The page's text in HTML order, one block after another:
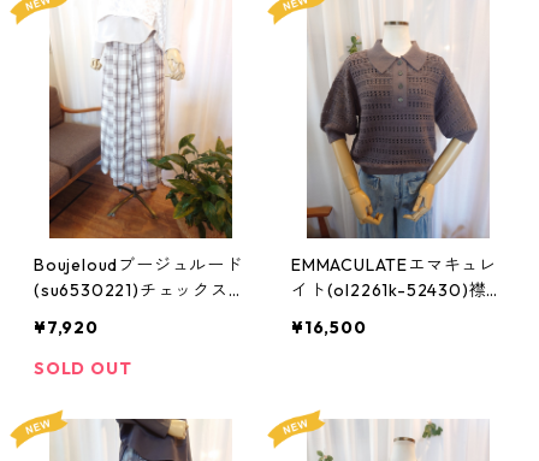
Boujeloudブージュルード
(su6530221)チェックスカ
¥7,920
SOLD OUT
EMMACULATEエマキュレ
イト(ol2261k-52430)襟つ
イズ
¥16,500